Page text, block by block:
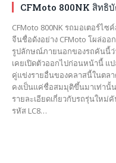
CFMoto 800NK สิทธิ
CFMoto 800NK รถมอเตอร์ไ
จีนชื่อดังอย่าง CFMoto โผล่อ
รูปลักษณ์ภายนอกของรถคันนี้ว่
เคยเปิดตัวออกไปก่อนหน้านี้ แ
คู่แข่งรายอื่นของคลาสนี้ในตลา
คงเป็นแค่ชื่อสมมุติขึ้นมาเท่านั้
รายละเอียดเกี่ยวกับรถรุ่นให
รหัส LC8…